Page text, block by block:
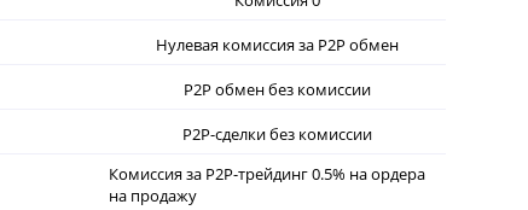
Нулевая комиссия за P2P обмен
P2P обмен без комиссии
P2P-сделки без комиссии
Комиссия за P2P-трейдинг 0.5% на ордера
на продажу